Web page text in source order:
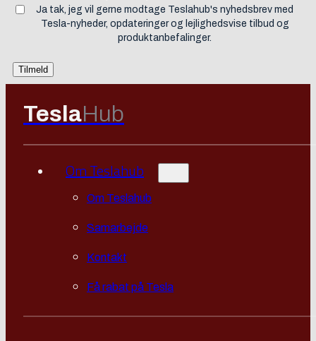
Ja tak, jeg vil gerne modtage Teslahub's nyhedsbrev med
Tesla-nyheder, opdateringer og lejlighedsvise tilbud og
produktanbefalinger.
TeslaHub
Om Teslahub
Om Teslahub
Samarbejde
Kontakt
Få rabat på Tesla